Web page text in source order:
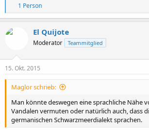
R
e
a
n
e
1 Person
El Quijote
Moderator Teammitglied
15. Okt. 2015
Maglor schrieb:
Man könnte deswegen eine sprachliche Nähe
Vandalen vermuten oder natürlich auch, dass
germanischen Schwarzmeerdialekt sprachen.